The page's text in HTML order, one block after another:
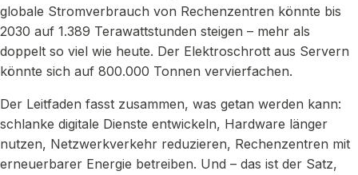
globale Stromverbrauch von Rechenzentren könnte bis
2030 auf 1.389 Terawattstunden steigen – mehr als
doppelt so viel wie heute. Der Elektroschrott aus Servern
könnte sich auf 800.000 Tonnen vervierfachen.
Der Leitfaden fasst zusammen, was getan werden kann:
schlanke digitale Dienste entwickeln, Hardware länger
nutzen, Netzwerkverkehr reduzieren, Rechenzentren mit
erneuerbarer Energie betreiben. Und – das ist der Satz,